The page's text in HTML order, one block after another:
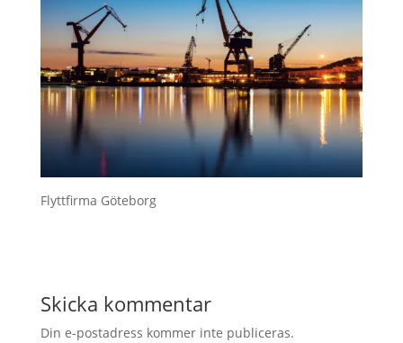
Flyttfirma Göteborg
Skicka kommentar
Din e-postadress kommer inte publiceras.